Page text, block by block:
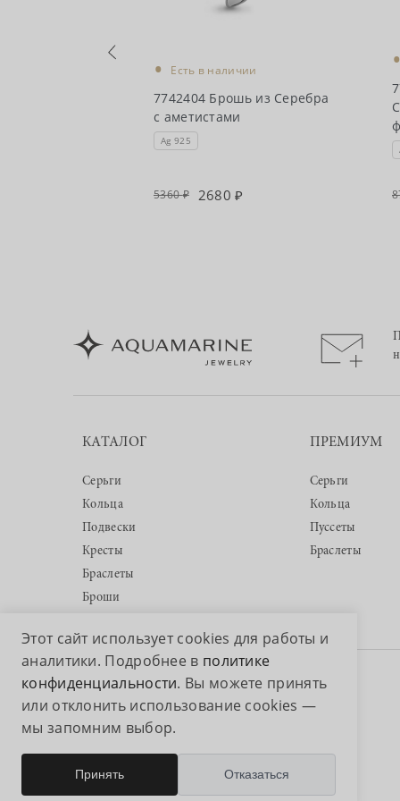
Этот сайт использует cookies для работы и
аналитики. Подробнее в политике
конфиденциальности. Вы можете принять
или отклонить использование cookies —
мы запомним выбор.
Принять Отказаться
• Есть в наличии
7742404 Брошь из Серебра
с аметистами
Ag 925
5360 2680
•
КАТАЛОГ
Серьги
Кольца
Подвески
Кресты
Браслеты
Броши
ПРЕМИУМ
Серьги
Кольца
Пуссеты
Браслеты
Авторские права © 2026 ООО «Аквамарин»